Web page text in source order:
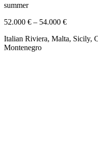
summer
52.000 € – 54.000 €
Italian Riviera, Malta, Sicily,
Montenegro